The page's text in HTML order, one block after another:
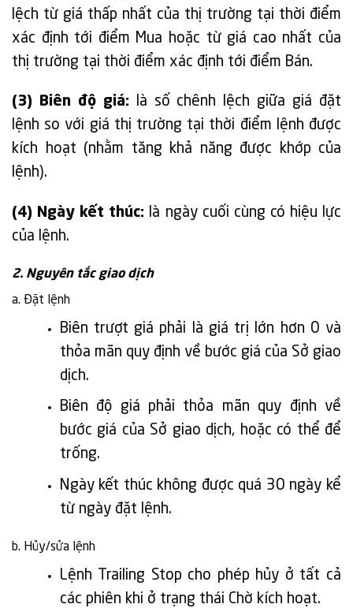
lệch từ giá thấp nhất của thị trường tại thời điểm
xác định tới điểm Mua hoặc từ giá cao nhất của
thị trường tại thời điểm xác định tới điểm Bán.
(3) Biên độ giá: là số chênh lệch giữa giá đặt
lệnh so với giá thị trường tại thời điểm lệnh được
kích hoạt (nhằm tăng khả năng được khớp của
lệnh).
(4) Ngày kết thúc: là ngày cuối cùng có hiệu lực
của lệnh.
2. Nguyên tắc giao dịch
a. Đặt lệnh
Biên trượt giá phải là giá trị lớn hơn 0 và
thỏa mãn quy định về bước giá của Sở giao
dịch.
Biên độ giá phải thỏa mãn quy định về
bước giá của Sở giao dịch, hoặc có thể để
trống.
Ngày kết thúc không được quá 30 ngày kể
từ ngày đặt lệnh.
b. Hủy/sửa lệnh
Lệnh Trailing Stop cho phép hủy ở tất cả
các phiên khi ở trạng thái Chờ kích hoạt.